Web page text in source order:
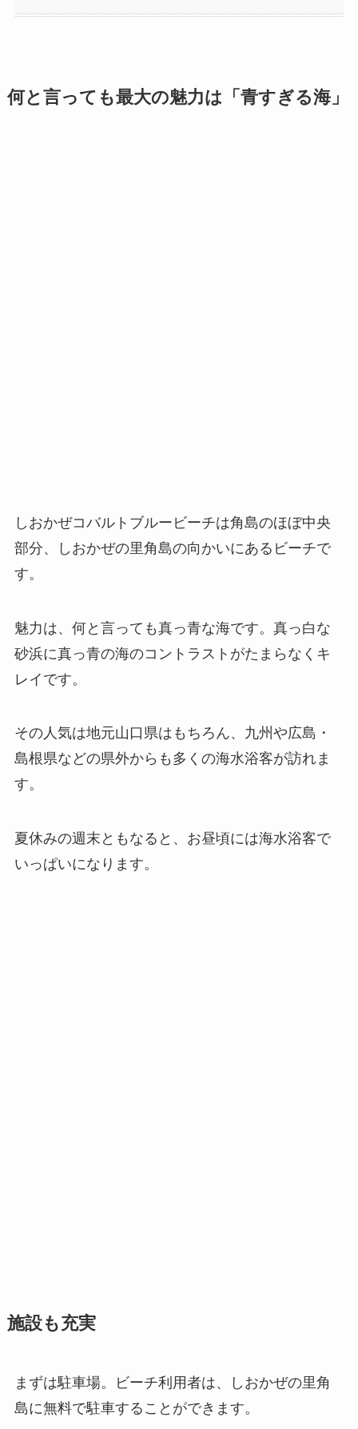
何と言っても最大の魅力は「青すぎる海」
しおかぜコバルトブルービーチは角島のほぼ中央
部分、しおかぜの里角島の向かいにあるビーチで
す。
魅力は、何と言っても真っ青な海です。真っ白な
砂浜に真っ青の海のコントラストがたまらなくキ
レイです。
その人気は地元山口県はもちろん、九州や広島・
島根県などの県外からも多くの海水浴客が訪れま
す。
夏休みの週末ともなると、お昼頃には海水浴客で
いっぱいになります。
施設も充実
まずは駐車場。ビーチ利用者は、しおかぜの里角
島に無料で駐車することができます。